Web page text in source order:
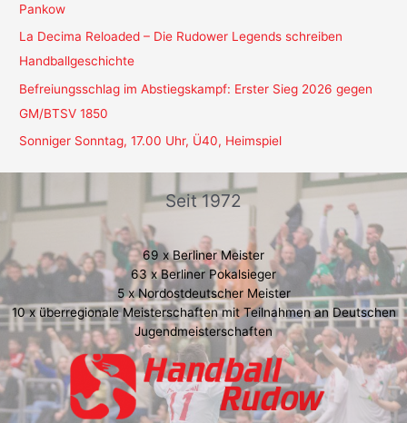
Pankow
La Decima Reloaded – Die Rudower Legends schreiben
Handballgeschichte
Befreiungsschlag im Abstiegskampf: Erster Sieg 2026 gegen
GM/BTSV 1850
Sonniger Sonntag, 17.00 Uhr, Ü40, Heimspiel
Seit 1972
69 x Berliner Meister
63 x Berliner Pokalsieger
5 x Nordostdeutscher Meister
10 x überregionale Meisterschaften mit Teilnahmen an Deutschen
Jugendmeisterschaften